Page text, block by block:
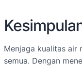
Menjaga kualitas air
semua. Dengan